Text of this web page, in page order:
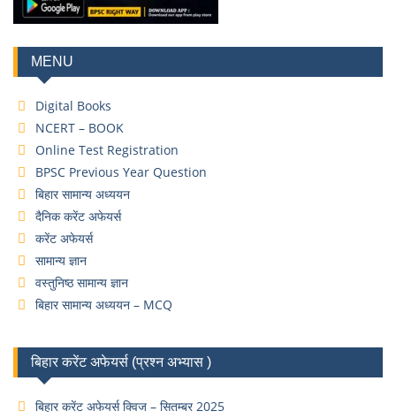
MENU
Digital Books
NCERT – BOOK
Online Test Registration
BPSC Previous Year Question
बिहार सामान्य अध्ययन
दैनिक करेंट अफेयर्स
करेंट अफेयर्स
सामान्य ज्ञान
वस्तुनिष्ठ सामान्य ज्ञान
बिहार सामान्य अध्ययन – MCQ
बिहार करेंट अफेयर्स (प्रश्न अभ्यास )
बिहार करेंट अफेयर्स क्विज – सितम्बर 2025